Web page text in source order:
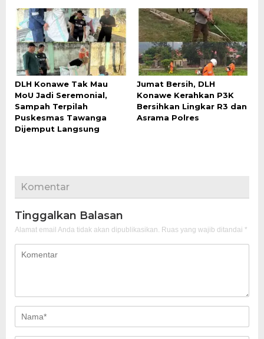
DLH Konawe Tak Mau
MoU Jadi Seremonial,
Sampah Terpilah
Puskesmas Tawanga
Dijemput Langsung
Jumat Bersih, DLH
Konawe Kerahkan P3K
Bersihkan Lingkar R3 dan
Asrama Polres
Komentar
Tinggalkan Balasan
Alamat email Anda tidak akan dipublikasikan. Ruas yang wajib ditandai *